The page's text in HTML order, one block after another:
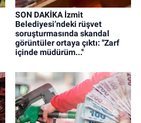
SON DAKİKA İzmit
Belediyesi’ndeki rüşvet
soruşturmasında skandal
görüntüler ortaya çıktı: ''Zarf
içinde müdürüm...''